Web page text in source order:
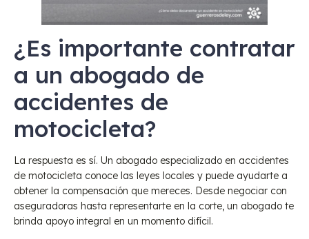
¿Es importante contratar
a un abogado de
accidentes de
motocicleta?
La respuesta es sí. Un abogado especializado en accidentes
de motocicleta conoce las leyes locales y puede ayudarte a
obtener la compensación que mereces. Desde negociar con
aseguradoras hasta representarte en la corte, un abogado te
brinda apoyo integral en un momento difícil.